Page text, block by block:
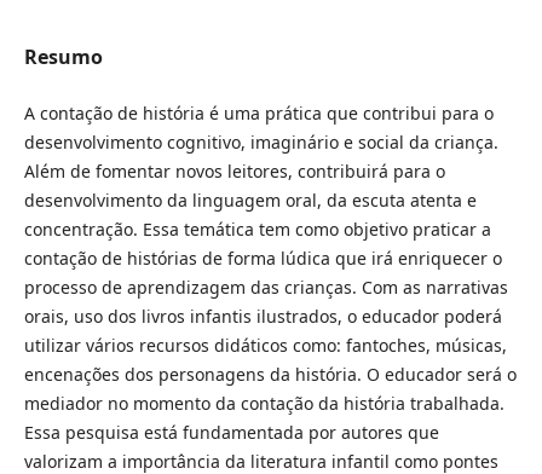
Resumo
A contação de história é uma prática que contribui para o
desenvolvimento cognitivo, imaginário e social da criança.
Além de fomentar novos leitores, contribuirá para o
desenvolvimento da linguagem oral, da escuta atenta e
concentração. Essa temática tem como objetivo praticar a
contação de histórias de forma lúdica que irá enriquecer o
processo de aprendizagem das crianças. Com as narrativas
orais, uso dos livros infantis ilustrados, o educador poderá
utilizar vários recursos didáticos como: fantoches, músicas,
encenações dos personagens da história. O educador será o
mediador no momento da contação da história trabalhada.
Essa pesquisa está fundamentada por autores que
valorizam a importância da literatura infantil como pontes